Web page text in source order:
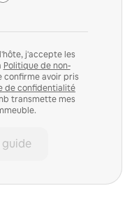
j'accepte les
Politique de non-
confirme avoir pris
de confidentialité
transmette mes